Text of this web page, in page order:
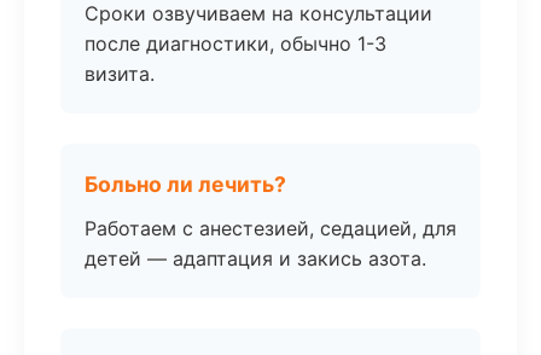
Сроки озвучиваем на консультации
после диагностики, обычно 1-3
визита.
Больно ли лечить?
Работаем с анестезией, седацией, для
детей — адаптация и закись азота.